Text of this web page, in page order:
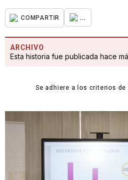
COMPARTIR ...
ARCHIVO
Esta historia fue publicada hace
Se adhiere a los criterios de